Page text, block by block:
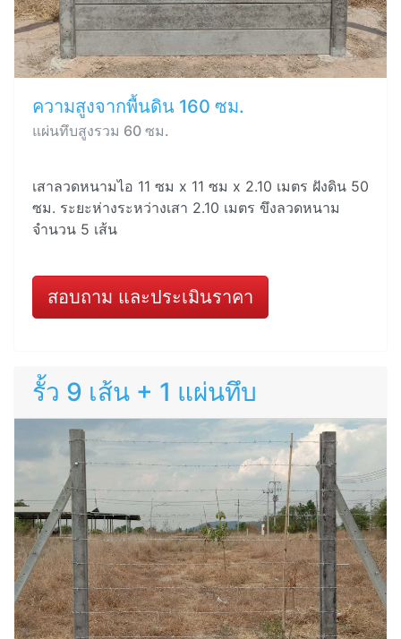
ความสูงจากพื้นดิน 160 ซม.
แผ่นทึบสูงรวม 60 ซม.
เสาลวดหนามไอ 11 ซม x 11 ซม x 2.10 เมตร ฝังดิน 50
ซม. ระยะห่างระหว่างเสา 2.10 เมตร ขึงลวดหนาม
จำนวน 5 เส้น
สอบถาม และประเมินราคา
รั้ว 9 เส้น + 1 แผ่นทึบ